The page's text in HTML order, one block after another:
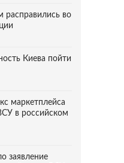
во
Киева пойти
маркетплейса
в российском
заявление